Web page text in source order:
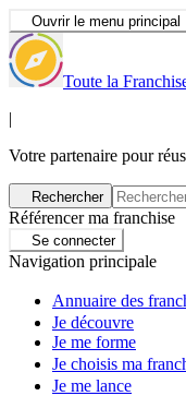
Ouvrir le menu principal
Toute la
|
Votre partenaire pour
Rechercher
Référencer ma franchise
Se connecter
Navigation principale
Annuaire des
Je découvre
Je me forme
Je choisis ma
Je me lance